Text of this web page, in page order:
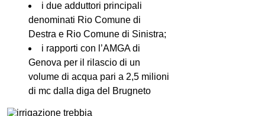
i due adduttori principali
denominati Rio Comune di
Destra e Rio Comune di Sinistra;
i rapporti con l’AMGA di
Genova per il rilascio di un
volume di acqua pari a 2,5 milioni
di mc dalla diga del Brugneto